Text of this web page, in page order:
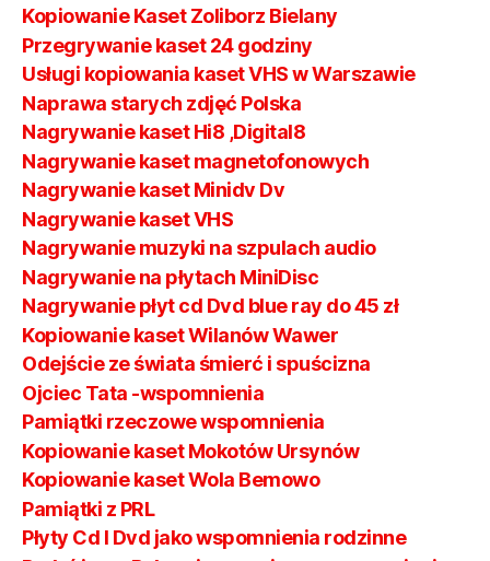
Kopiowanie Kaset Zoliborz Bielany
Przegrywanie kaset 24 godziny
Usługi kopiowania kaset VHS w Warszawie
Naprawa starych zdjęć Polska
Nagrywanie kaset Hi8 ,Digital8
Nagrywanie kaset magnetofonowych
Nagrywanie kaset Minidv Dv
Nagrywanie kaset VHS
Nagrywanie muzyki na szpulach audio
Nagrywanie na płytach MiniDisc
Nagrywanie płyt cd Dvd blue ray do 45 zł
Kopiowanie kaset Wilanów Wawer
Odejście ze świata śmierć i spuścizna
Ojciec Tata -wspomnienia
Pamiątki rzeczowe wspomnienia
Kopiowanie kaset Mokotów Ursynów
Kopiowanie kaset Wola Bemowo
Pamiątki z PRL
Płyty Cd I Dvd jako wspomnienia rodzinne